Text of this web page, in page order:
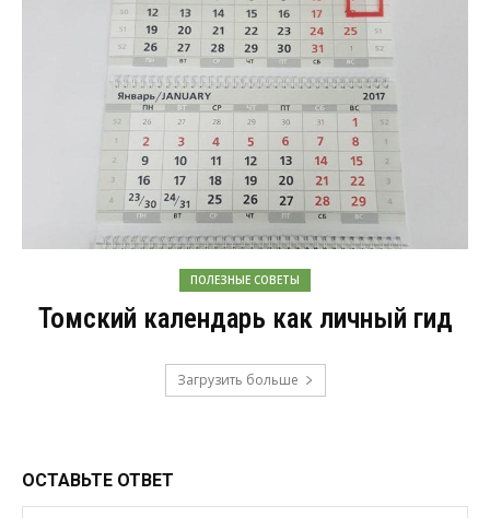
ПОЛЕЗНЫЕ СОВЕТЫ
Томский календарь как личный гид
Загрузить больше
ОСТАВЬТЕ ОТВЕТ